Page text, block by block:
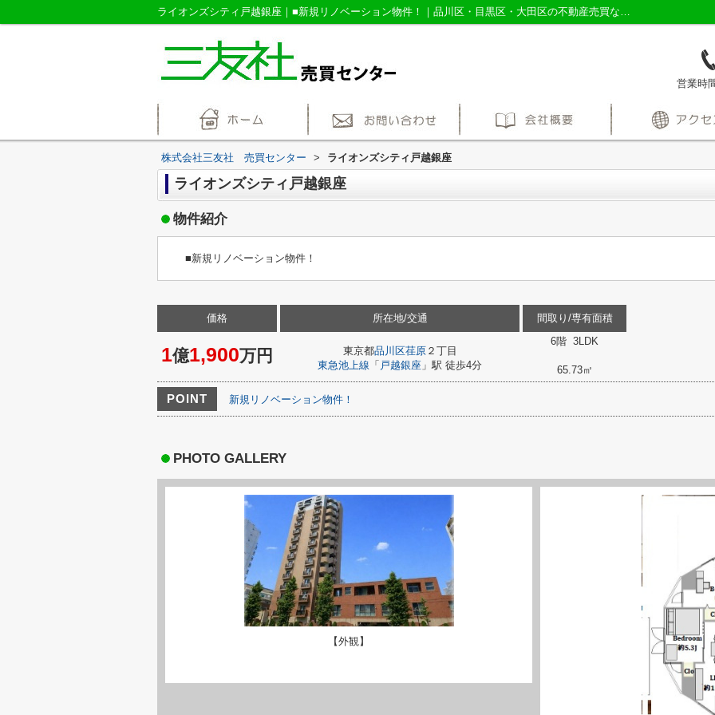
ライオンズシティ戸越銀座｜■新規リノベーション物件！｜品川区・目黒区・大田区の不動産売買なら株式会社三友社売買センター
営業時
株式会社三友社 売買センター > ライオンズシティ戸越銀座
ライオンズシティ戸越銀座
物件紹介
■新規リノベーション物件！
価格
1億1,900万円
所在地/交通
東京都品川区荏原２丁目
東急池上線 「 戸越銀座 」駅 徒歩4分
間取り/専有面積
6階 3LDK
65.73㎡
POINT 新規リノベーション物件！
PHOTO GALLERY
【外観】